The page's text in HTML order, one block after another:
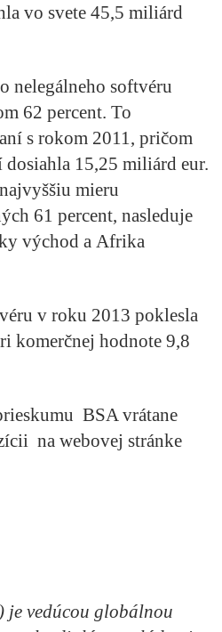
vo svete 45,5 miliárd
nelegálneho softvéru
62 percent. To
s rokom 2011, pričom
15,25 miliárd eur.
mieru
61 percent, nasleduje
východ a Afrika
v roku 2013 poklesla
komerčnej hodnote 9,8
BSA vrátane
na webovej stránke
je vedúcou globálnou